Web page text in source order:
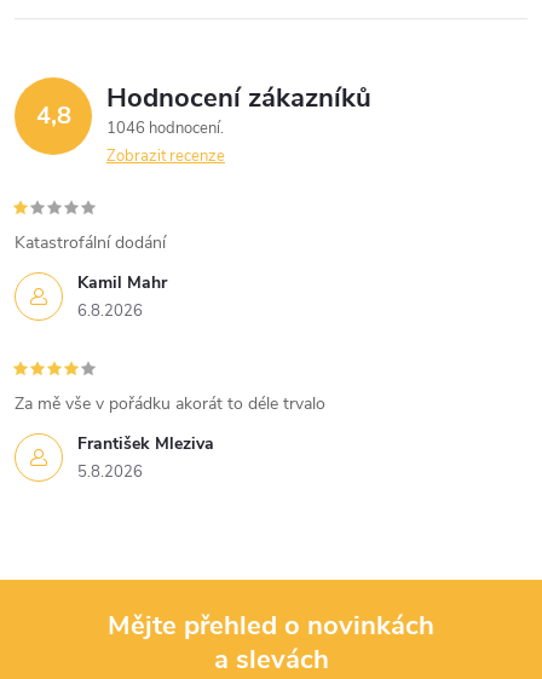
4,8 Hodnocení zákazníků
1046 hodnocení
Zobrazit recenze
Kamil Mahr
6.8.2026
Katastrofální dodání
František Mleziva
5.8.2026
Za mě vše v pořádku akorát to déle trvalo
Mějte přehled o novinkách
a slevách